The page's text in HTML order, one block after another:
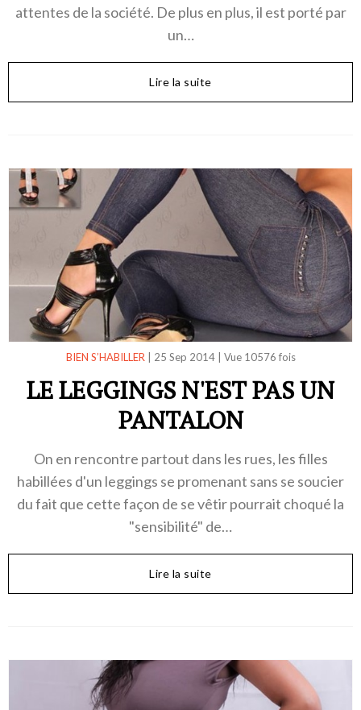
attentes de la société. De plus en plus, il est porté par
un…
Lire la suite
BIEN S’HABILLER| 25 Sep 2014| Vue 10576 fois
LE LEGGINGS N'EST PAS UN
PANTALON
On en rencontre partout dans les rues, les filles
habillées d'un leggings se promenant sans se soucier
du fait que cette façon de se vêtir pourrait choqué la
"sensibilité" de…
Lire la suite